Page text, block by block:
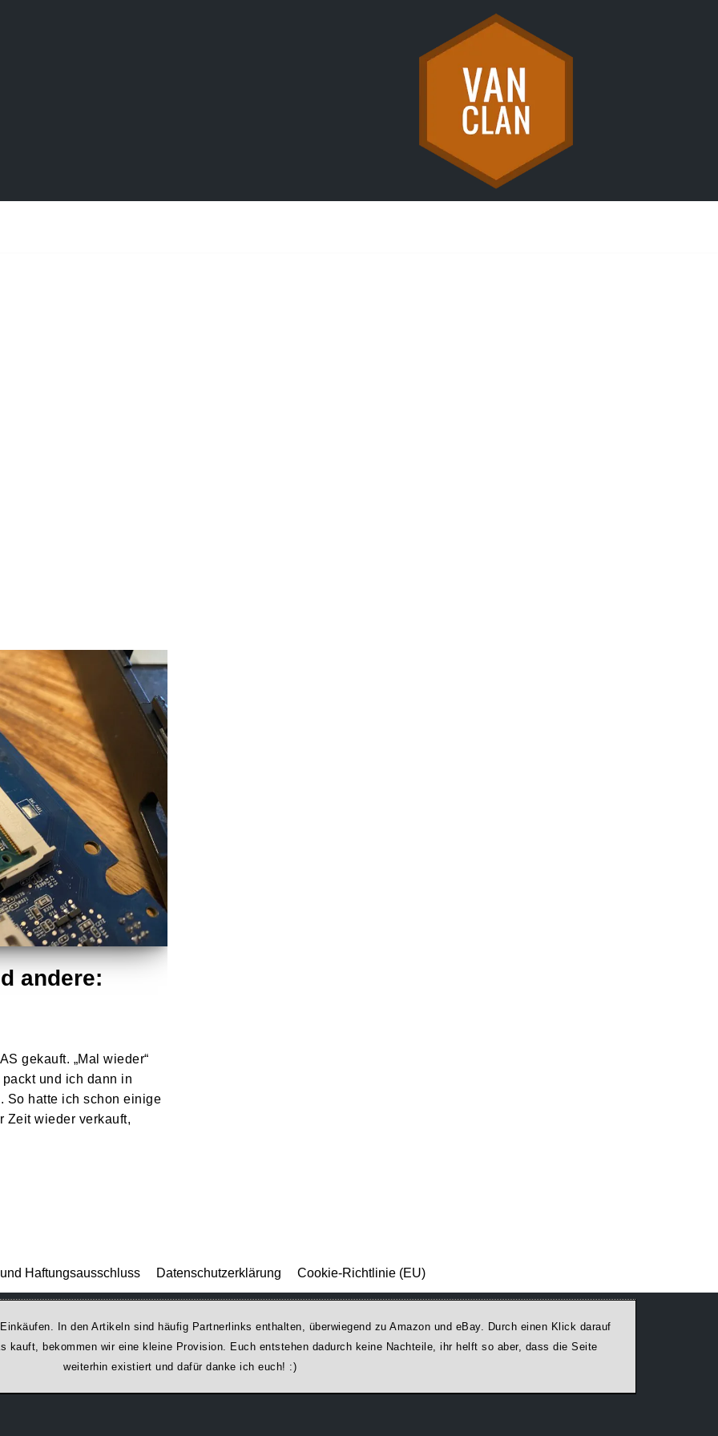
andere:
gekauft. „Mal wieder“
und ich dann in
So hatte ich schon einige
Zeit wieder verkauft,
Haftungsausschluss Datenschutzerklärung Cookie-Richtlinie (EU)
In den Artikeln sind häufig Partnerlinks enthalten, überwiegend zu Amazon und eBay. Durch einen Klick darauf
kauft, bekommen wir ei­ne kleine Provision. Euch entstehen dadurch keine Nachteile, ihr helft so aber, dass die Seite
weiterhin existiert und dafür danke ich euch! :)